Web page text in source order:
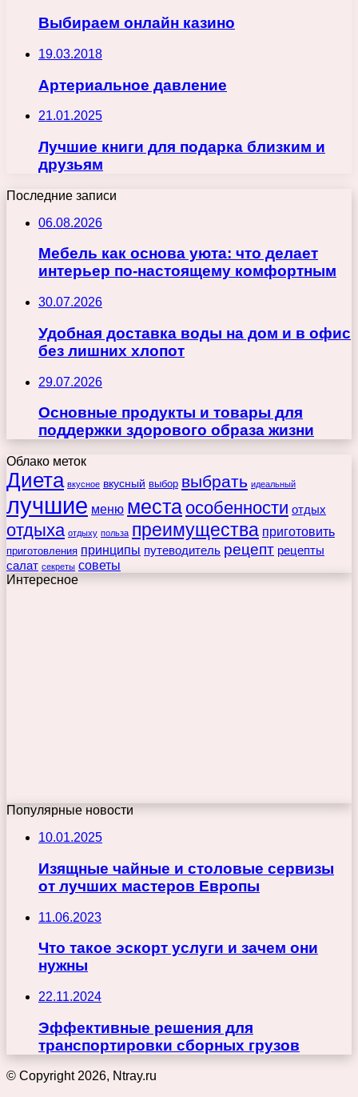
Выбираем онлайн казино
19.03.2018
Артериальное давление
21.01.2025
Лучшие книги для подарка близким и
друзьям
Последние записи
06.08.2026
Мебель как основа уюта: что делает
интерьер по-настоящему комфортным
30.07.2026
Удобная доставка воды на дом и в офис
без лишних хлопот
29.07.2026
Основные продукты и товары для
поддержки здорового образа жизни
Облако меток
Диета вкусное вкусный выбор выбрать идеальный
лучшие меню места особенности отдых
отдыха отдыху польза преимущества приготовить
приготовления принципы путеводитель рецепт рецепты
салат секреты советы
Интересное
Популярные новости
10.01.2025
Изящные чайные и столовые сервизы
от лучших мастеров Европы
11.06.2023
Что такое эскорт услуги и зачем они
нужны
22.11.2024
Эффективные решения для
транспортировки сборных грузов
© Copyright 2026, Ntray.ru